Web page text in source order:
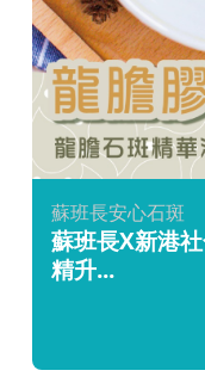
蘇班長安心石斑
蘇班長X新港
精升...